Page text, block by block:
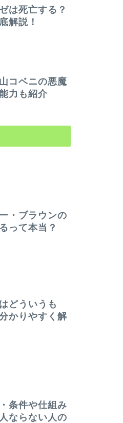
は死亡する？
解説！
コベニの悪魔
力も紹介
・ブラウンの
って本当？
どういうも
かりやすく解
条件や仕組み
ならない人の